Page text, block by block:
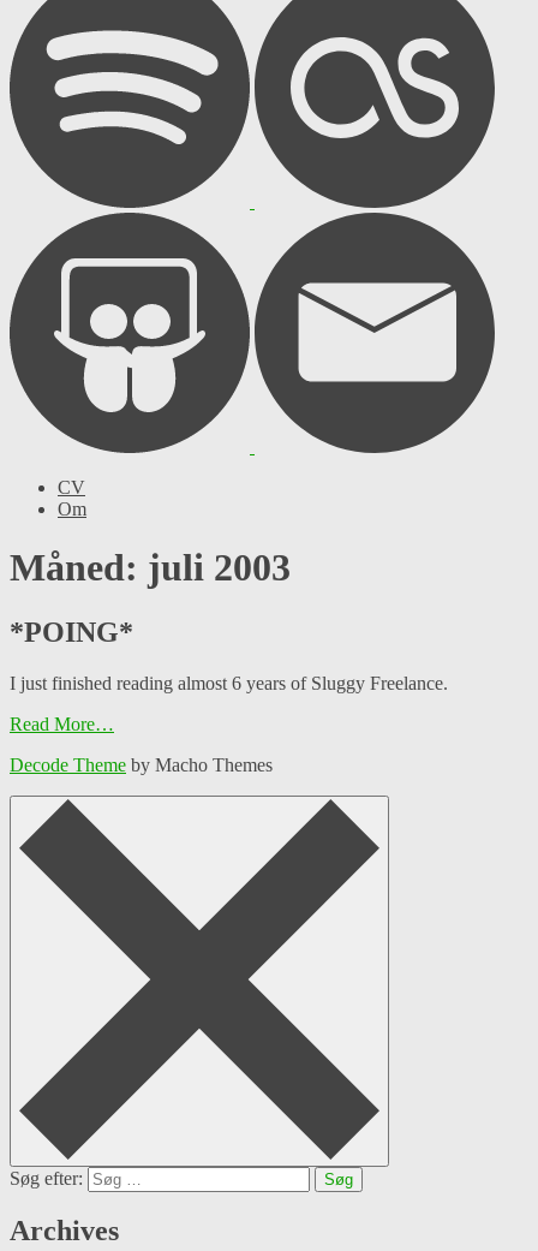
CV
Om
Måned: juli 2003
*POING*
I just finished reading almost 6 years of Sluggy Freelance.
Read More…
Decode Theme by Macho Themes
Søg efter:
Archives